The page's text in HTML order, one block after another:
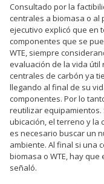
Consultado por la
centrales a biomasa o al
ejecutivo explicó que en
componentes que se
WTE, siempre
evaluación de la vida útil
centrales de carbón ya
llegando al final de su
componentes. Por lo
reutilizar equipamientos.
ubicación, el terreno y la
es necesario buscar un
ambiente. Al final si una
biomasa o WTE, hay
señaló.